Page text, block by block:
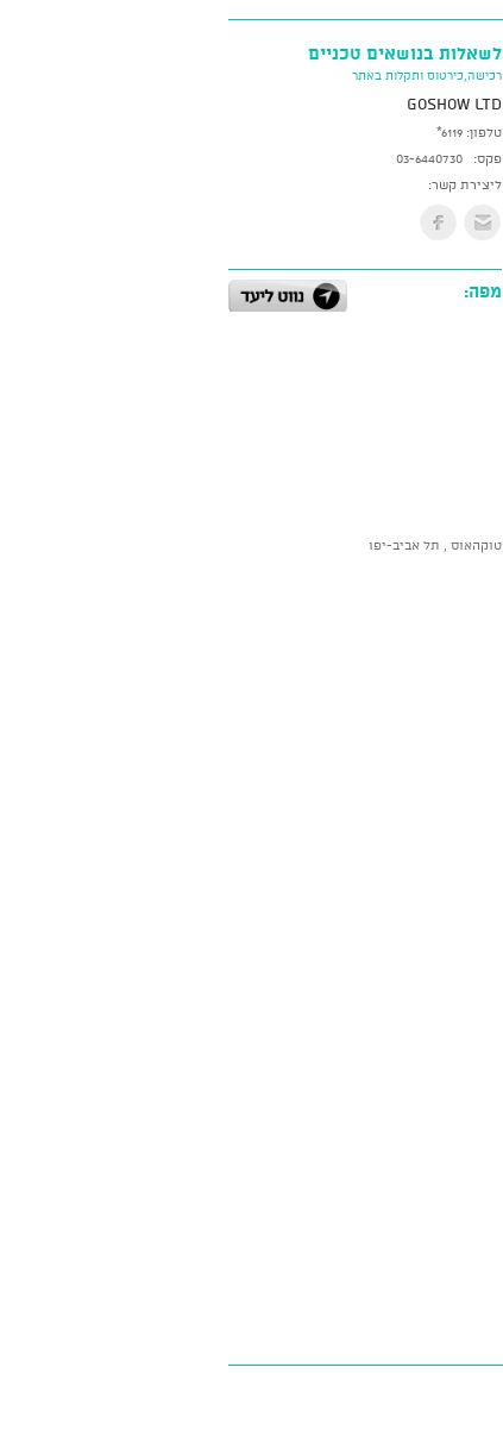
לשאלות בנושאים טכניים
רכישה,כירטוס ותקלות באתר
GoShow LTD
טלפון: *6119
פקס:
03-6440730
ליצירת קשר:
מפה:
טוקהאוס , תל אביב-יפו